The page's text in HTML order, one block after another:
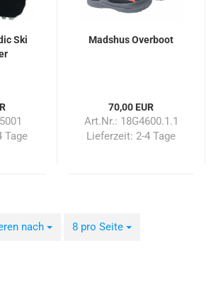
Ski
Tage
Madshus Overboot
70,00 EUR
Art.Nr.: 18G4600.1.1
Lieferzeit: 2-4 Tage
nach
nach 8 pro Seite
pro Seite